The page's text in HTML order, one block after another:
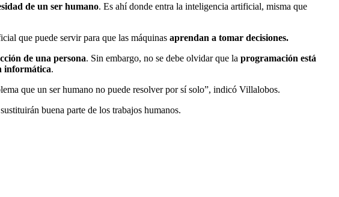
de un ser humano. Es ahí donde entra la inteligencia artificial, misma que
que puede servir para que las máquinas aprendan a tomar decisiones.
de una persona. Sin embargo, no se debe olvidar que la programación está
informática.
que un ser humano no puede resolver por sí solo”, indicó Villalobos.
buena parte de los trabajos humanos.